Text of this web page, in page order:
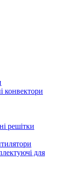
конвектори
решітки
для